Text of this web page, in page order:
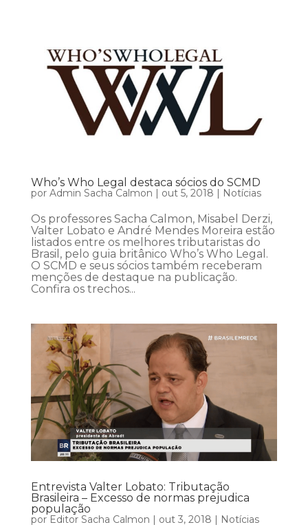
Who’s Who Legal destaca sócios do SCMD
por Admin Sacha Calmon | out 5, 2018 | Notícias
Os professores Sacha Calmon, Misabel Derzi,
Valter Lobato e André Mendes Moreira estão
listados entre os melhores tributaristas do
Brasil, pelo guia britânico Who’s Who Legal.
O SCMD e seus sócios também receberam
menções de destaque na publicação.
Confira os trechos...
Entrevista Valter Lobato: Tributação
Brasileira – Excesso de normas prejudica
população
por Editor Sacha Calmon | out 3, 2018 | Notícias